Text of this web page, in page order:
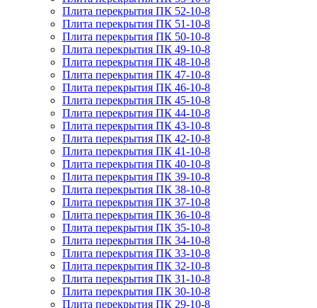
Плита перекрытия ПК 52-10-8
Плита перекрытия ПК 51-10-8
Плита перекрытия ПК 50-10-8
Плита перекрытия ПК 49-10-8
Плита перекрытия ПК 48-10-8
Плита перекрытия ПК 47-10-8
Плита перекрытия ПК 46-10-8
Плита перекрытия ПК 45-10-8
Плита перекрытия ПК 44-10-8
Плита перекрытия ПК 43-10-8
Плита перекрытия ПК 42-10-8
Плита перекрытия ПК 41-10-8
Плита перекрытия ПК 40-10-8
Плита перекрытия ПК 39-10-8
Плита перекрытия ПК 38-10-8
Плита перекрытия ПК 37-10-8
Плита перекрытия ПК 36-10-8
Плита перекрытия ПК 35-10-8
Плита перекрытия ПК 34-10-8
Плита перекрытия ПК 33-10-8
Плита перекрытия ПК 32-10-8
Плита перекрытия ПК 31-10-8
Плита перекрытия ПК 30-10-8
Плита перекрытия ПК 29-10-8